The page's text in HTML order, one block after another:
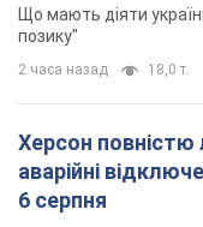
Що мають діяти
позику"
2 часа назад 18,0 т.
Херсон повністю
аварійні
6 серпня